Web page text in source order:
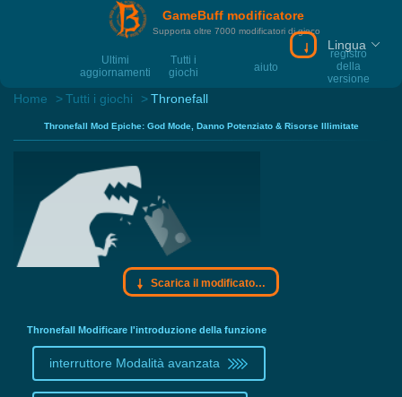
GameBuff modificatore
Supporta oltre 7000 modificatori di gioco
Ultimi
aggiornamenti
Tutti i
giochi
aiuto
registro
della
versione
Scarica il
Lingua
Home Tutti i giochi Thronefall
Thronefall Mod Epiche: God Mode, Danno Potenziato & Risorse Illimitate
Scarica il modificatore Gamebuff
Thronefall Modificare l'introduzione della funzione
interruttore Modalità avanzata